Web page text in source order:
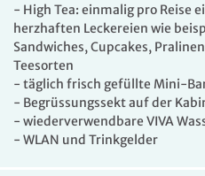
- High Tea: einmalig pro Reise
herzhaften Leckereien wie
Sandwiches, Cupcakes,
Teesorten
- täglich frisch gefüllte Mini-
- Begrüssungssekt auf der
- wiederverwendbare VIVA
- WLAN und Trinkgelder